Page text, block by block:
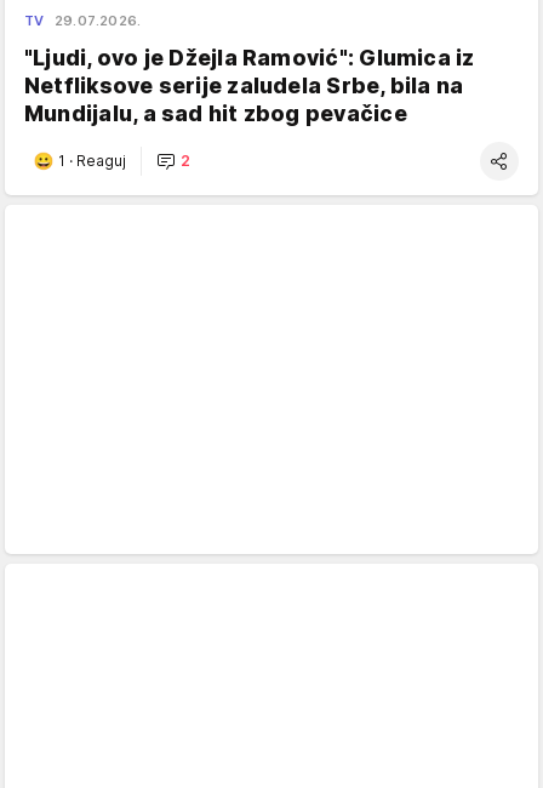
TV 29.07.2026.
"Ljudi, ovo je Džejla Ramović": Glumica iz
Netfliksove serije zaludela Srbe, bila na
Mundijalu, a sad hit zbog pevačice
1 · Reaguj 2